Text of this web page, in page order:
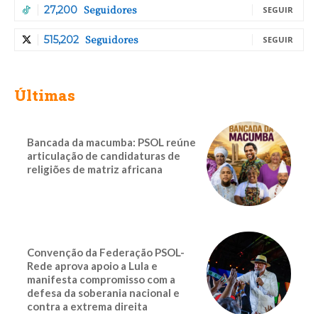
27,200 Seguidores SEGUIR
515,202 Seguidores SEGUIR
Últimas
Bancada da macumba: PSOL reúne
articulação de candidaturas de
religiões de matriz africana
Convenção da Federação PSOL-
Rede aprova apoio a Lula e
manifesta compromisso com a
defesa da soberania nacional e
contra a extrema direita